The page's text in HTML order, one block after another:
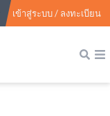
เข้าสู่ระบบ / ลงทะเบียน